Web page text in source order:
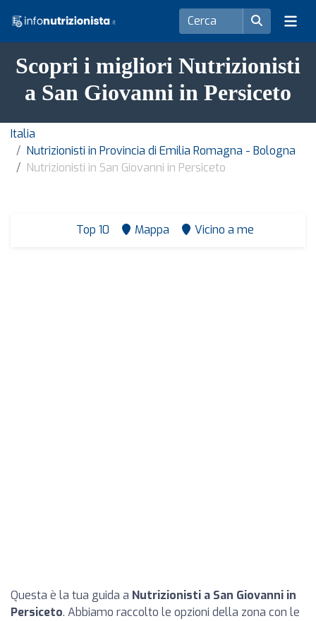
Scopri i migliori Nutrizionisti
a San Giovanni in Persiceto
Italia
Nutrizionisti in Provincia di Emilia Romagna - Bologna
Nutrizionisti in San Giovanni in Persiceto
Top 10 Mappa Vicino a me
Questa è la tua guida a Nutrizionisti a San Giovanni in
Persiceto. Abbiamo raccolto le opzioni della zona con le